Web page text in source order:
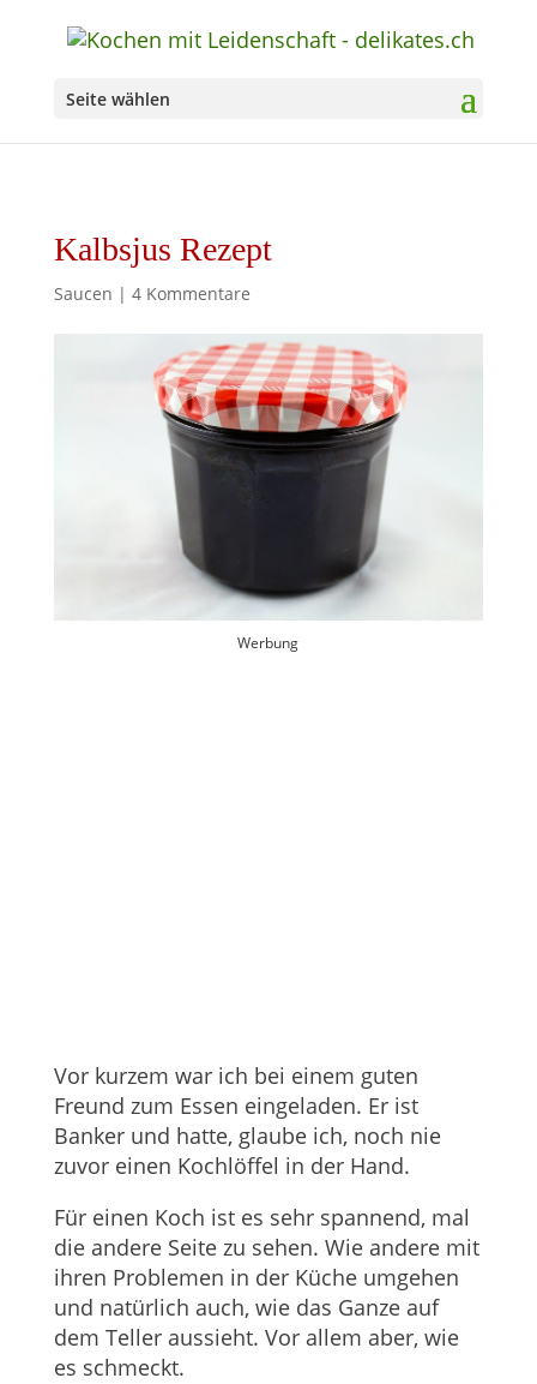
Seite wählen
Kalbsjus Rezept
Saucen | 4 Kommentare
Werbung
Vor kurzem war ich bei einem guten
Freund zum Essen eingeladen. Er ist
Banker und hatte, glaube ich, noch nie
zuvor einen Kochlöffel in der Hand.
Für einen Koch ist es sehr spannend, mal
die andere Seite zu sehen. Wie andere mit
ihren Problemen in der Küche umgehen
und natürlich auch, wie das Ganze auf
dem Teller aussieht. Vor allem aber, wie
es schmeckt.